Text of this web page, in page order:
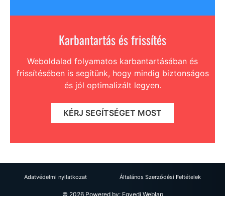
Karbantartás és frissítés
Weboldalad folyamatos karbantartásában és
frissítésében is segítünk, hogy mindig biztonságos
és jól optimalizált legyen.
KÉRJ SEGÍTSÉGET MOST
©2026Powered by:Egyedi Weblap
Adatvédelmi nyilatkozat Általános Szerződési Feltételek